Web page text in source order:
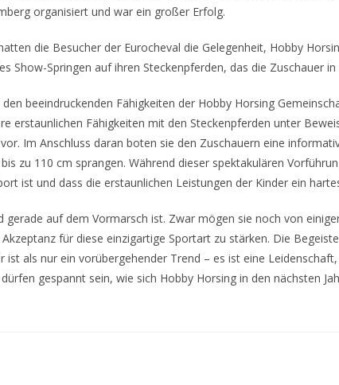
organisiert und war ein großer Erfolg.
die Besucher der Eurocheval die Gelegenheit, Hobby
Show-Springen auf ihren Steckenpferden, das die Zuschauer
beeindruckenden Fähigkeiten der Hobby Horsing
erstaunlichen Fähigkeiten mit den Steckenpferden unter
Im Anschluss daran boten sie den Zuschauern eine
zu 110 cm sprangen. Während dieser spektakulären
ist und dass die erstaunlichen Leistungen der Kinder ein
auf dem Vormarsch ist. Zwar mögen sie noch von
für diese einzigartige Sportart zu stärken. Die
als nur ein vorübergehender Trend – es ist eine
gespannt sein, wie sich Hobby Horsing in den nächsten